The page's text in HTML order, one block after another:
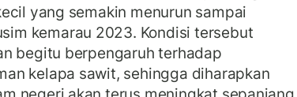
yang semakin menurun sampai
kemarau 2023. Kondisi tersebut
begitu berpengaruh terhadap
kelapa sawit, sehingga diharapkan